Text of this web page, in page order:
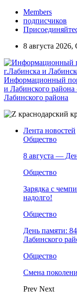
Members
подписчиков
8 августа 2026,
Информационный
и Лабинского
Лабинского района
Лента новостей
Общество
8 августа —
Общество
Зарядка с
надолго!
Общество
День памяти:
Лабинского
Общество
Смена
Prev Next